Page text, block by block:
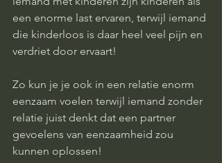
een enorme last ervaren, terwijl iemand
die kinderloos is daar heel veel pijn en
verdriet door ervaart!
Zo kun je je ook in een relatie enorm
eenzaam voelen terwijl iemand zonder
relatie juist denkt dat een partner
gevoelens van eenzaamheid zou
kunnen oplossen!